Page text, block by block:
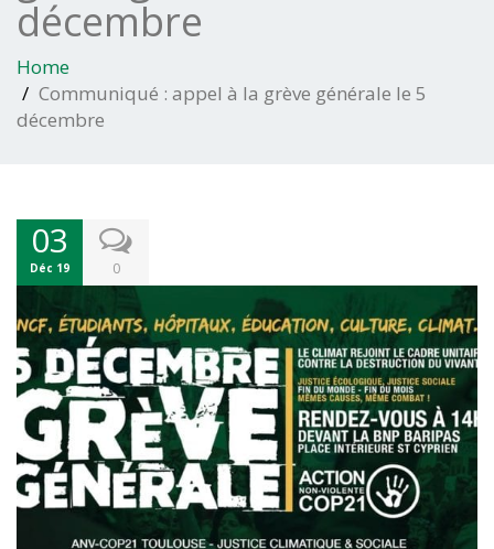
décembre
Home
Communiqué : appel à la grève générale le 5
décembre
03
Déc 19 0